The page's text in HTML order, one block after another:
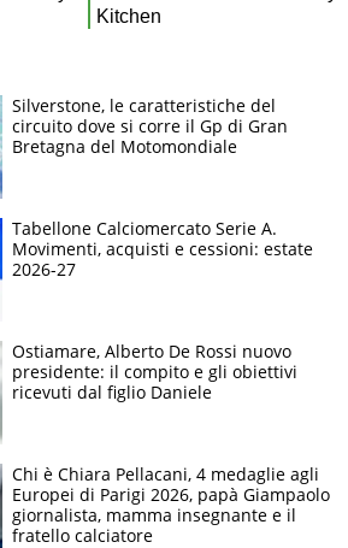
Silverstone, le caratteristiche del
circuito dove si corre il Gp di Gran
Bretagna del Motomondiale
Tabellone Calciomercato Serie A.
Movimenti, acquisti e cessioni: estate
2026-27
Ostiamare, Alberto De Rossi nuovo
presidente: il compito e gli obiettivi
ricevuti dal figlio Daniele
Chi è Chiara Pellacani, 4 medaglie agli
Europei di Parigi 2026, papà Giampaolo
giornalista, mamma insegnante e il
fratello calciatore